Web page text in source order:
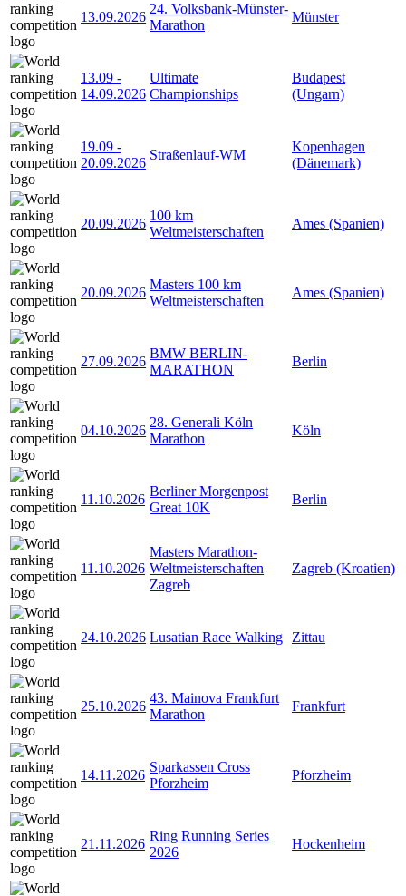
13.09.2026
24. Volksbank-Münster-
Marathon
Münster
13.09 -
14.09.2026
Ultimate
Championships
Budapest
(Ungarn)
19.09 -
20.09.2026
Straßenlauf-WM
Kopenhagen
(Dänemark)
20.09.2026
100 km
Weltmeisterschaften
Ames (Spanien)
20.09.2026
Masters 100 km
Weltmeisterschaften
Ames (Spanien)
27.09.2026
BMW BERLIN-
MARATHON
Berlin
04.10.2026
28. Generali Köln
Marathon
Köln
11.10.2026
Berliner Morgenpost
Great 10K
Berlin
11.10.2026
Masters Marathon-
Weltmeisterschaften
Zagreb
Zagreb (Kroatien)
24.10.2026 Lusatian Race Walking Zittau
25.10.2026
43. Mainova Frankfurt
Marathon
Frankfurt
14.11.2026
Sparkassen Cross
Pforzheim
Pforzheim
21.11.2026
Ring Running Series
2026
Hockenheim